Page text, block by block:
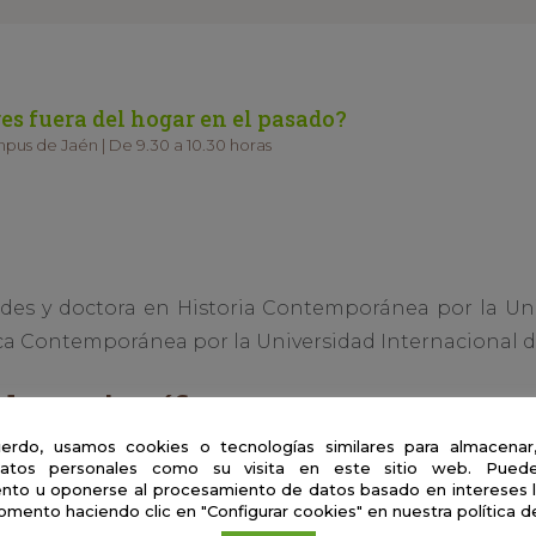
fuera del hogar en el pasado?
de Jaén | De 9.30 a 10.30 horas
y doctora en Historia Contemporánea por la
Contemporánea por la Universidad Internacional
un científico
realiza a través de diferentes fases. El día a día
y poder sacar la información necesaria
usamos cookies o tecnologías similares para
personales como su visita en este sitio web.
u oponerse al procesamiento de datos basado en intereses
haciendo clic en "Configurar cookies" en nuestra política